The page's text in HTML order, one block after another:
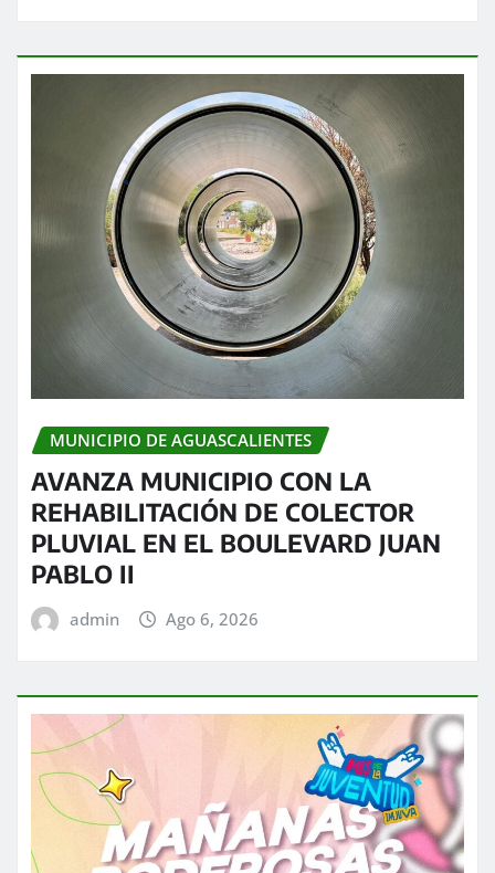
MUNICIPIO DE AGUASCALIENTES
AVANZA MUNICIPIO CON LA
REHABILITACIÓN DE COLECTOR
PLUVIAL EN EL BOULEVARD JUAN
PABLO II
admin Ago 6, 2026